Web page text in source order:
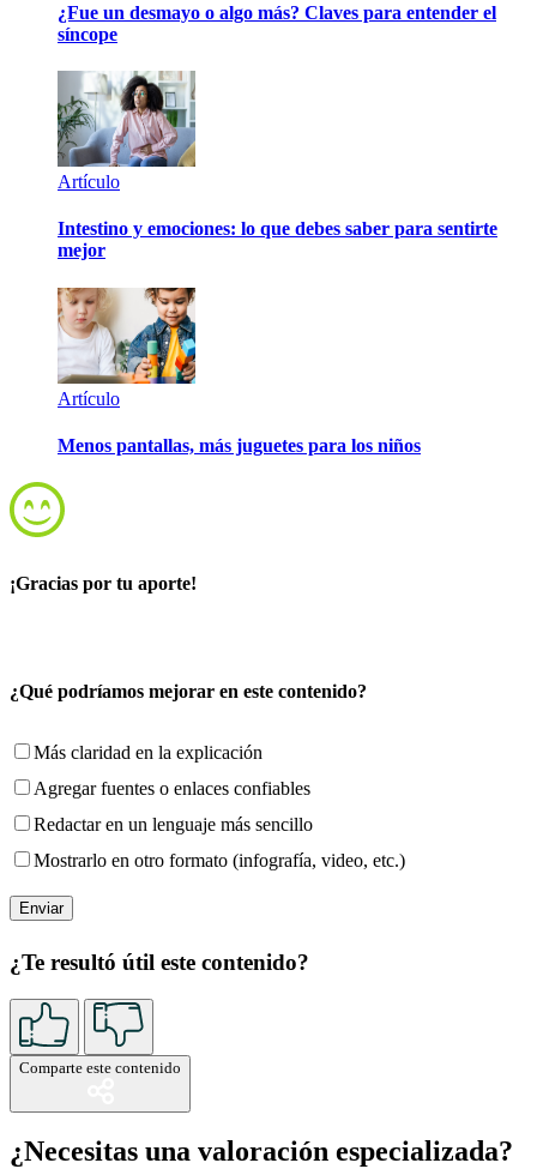
¿Fue un desmayo o algo más? Claves para entender el
síncope
Artículo
Intestino y emociones: lo que debes saber para sentirte
mejor
Artículo
Menos pantallas, más juguetes para los niños
¡Gracias por tu aporte!
¿Qué podríamos mejorar en este contenido?
Más claridad en la explicación
Agregar fuentes o enlaces confiables
Redactar en un lenguaje más sencillo
Mostrarlo en otro formato (infografía, video, etc.)
¿Te resultó útil este contenido?
Comparte este contenido
¿Necesitas una valoración especializada?